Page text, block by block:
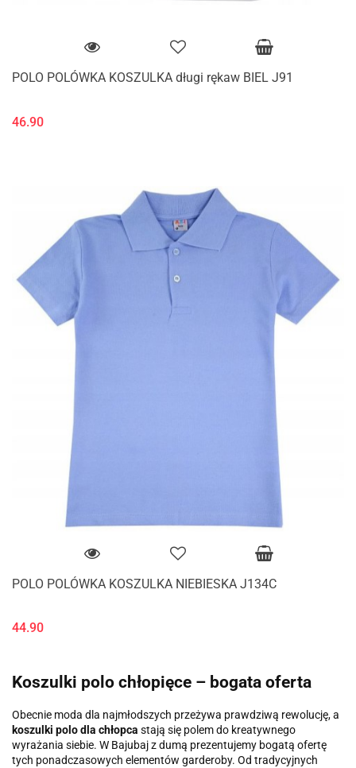
POLO POLÓWKA KOSZULKA długi rękaw BIEL J91
46.90
POLO POLÓWKA KOSZULKA NIEBIESKA J134C
44.90
Koszulki polo chłopięce – bogata oferta
Obecnie moda dla najmłodszych przeżywa prawdziwą rewolucję, a
koszulki polo dla chłopca stają się polem do kreatywnego
wyrażania siebie. W Bajubaj z dumą prezentujemy bogatą ofertę
tych ponadczasowych elementów garderoby. Od tradycyjnych